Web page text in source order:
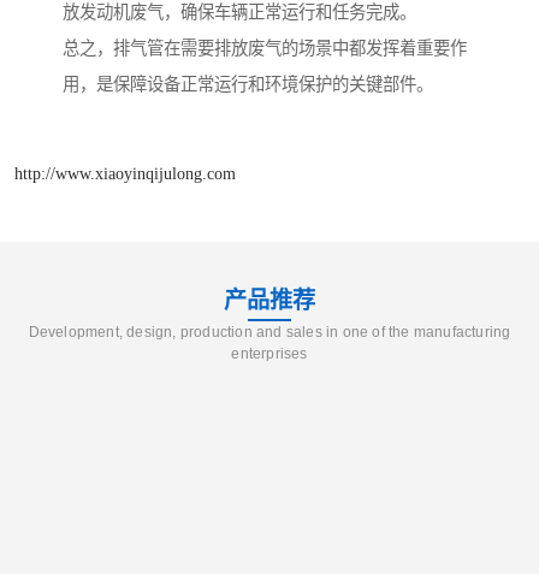
放发动机废气，确保车辆正常运行和任务完成。
总之，排气管在需要排放废气的场景中都发挥着重要作
用，是保障设备正常运行和环境保护的关键部件。
http://www.xiaoyinqijulong.com
产品推荐
Development, design, production and sales in one of the manufacturing
enterprises